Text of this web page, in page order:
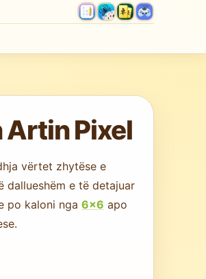
Artin Pixel
vërtet zhytëse e
e të detajuar
po kaloni nga 6×6 apo